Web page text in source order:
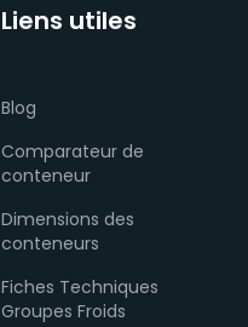
Liens utiles
Blog
Comparateur de
conteneur
Dimensions des
conteneurs
Fiches Techniques
Groupes Froids